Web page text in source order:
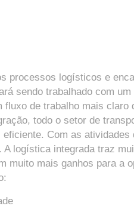
processos logísticos e
sendo trabalhado com
fluxo de trabalho mais claro
todo o setor de
Com as
A logística integrada traz
muito mais ganhos para a